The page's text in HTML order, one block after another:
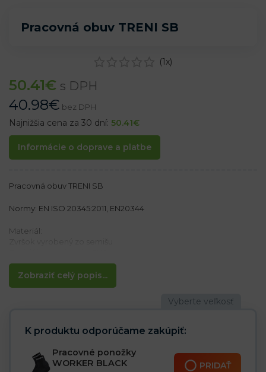
Pracovná obuv TRENI SB
(1x)
50.41€ s DPH
40.98€ bez DPH
Najnižšia cena za 30 dní: 50.41€
Informácie o doprave a platbe
Zobraziť celý popis...
Pracovná obuv TRENI SB
Normy: EN ISO 20345:2011, EN20344
Materiál:
Vlastnosti:
– Protišmyková podrážka
– Kategória SB SRA
Ideálne pre ženy aj mužov
K produktu odporúčame zakúpiť:
Pracovné ponožky
WORKER BLACK
PRIDAŤ